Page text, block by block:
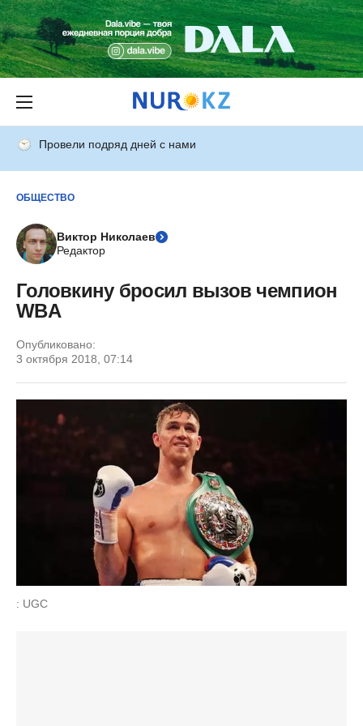
Провели подряд дней с нами
ОБЩЕСТВО
Виктор Николаев
Редактор
Головкину бросил вызов чемпион
WBA
Опубликовано:
3 октября 2018, 07:14
: UGC